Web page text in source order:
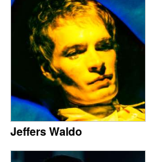
Jeffers Waldo